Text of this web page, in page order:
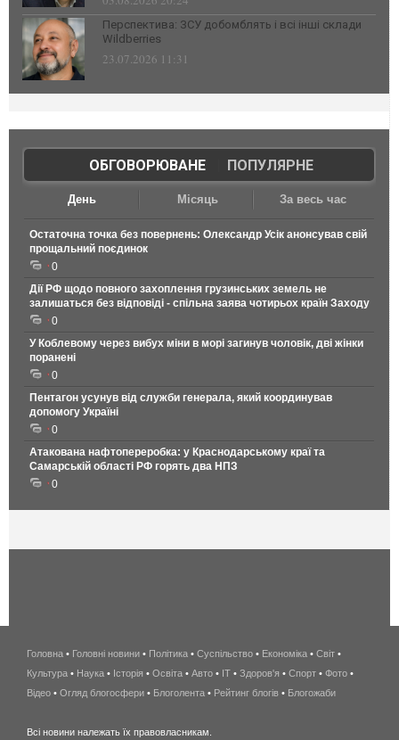
Перспектива: ЗСУ добомблять і всі інші склади
Wildberries
23.07.2026 11:31
ОБГОВОРЮВАНЕ| ПОПУЛЯРНЕ
День Місяць За весь час
Остаточна точка без повернень: Олександр Усік анонсував свій
прощальний поєдинок
0
Дії РФ щодо повного захоплення грузинських земель не
залишаться без відповіді - спільна заява чотирьох країн Заходу
0
У Коблевому через вибух міни в морі загинув чоловік, дві жінки
поранені
0
Пентагон усунув від служби генерала, який координував
допомогу Україні
0
Атакована нафтопереробка: у Краснодарському краї та
Самарській області РФ горять два НПЗ
0
беспроводной
интернет
киев
Головна • Головні новини • Політика • Суспільство • Економіка • Світ •
Культура • Наука • Історія • Освіта • Авто • IT • Здоров'я • Спорт • Фото •
Відео • Огляд блогосфери • Блоголента • Рейтинг блогів • Блогожаби
Всі новини належать їх правовласникам.